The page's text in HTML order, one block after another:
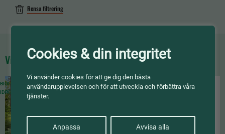
Cookies & din integritet
Vi använder cookies för att ge dig den bästa
användarupplevelsen och för att utveckla och förbättra våra
tjänster.
Anpassa Avvisa alla
Rensa filtrering
Visar 4av 195 pedagogiska material
BIOLOGI / ENGELSKA / FYSIK / GEOGRAFI / SVENSKA / SLÖJD /
KEMI /
IDROTT OCH HÄLSA /
MATEMATIK